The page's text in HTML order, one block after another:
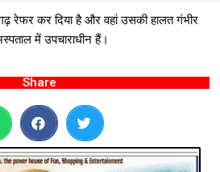
रेफर कर दिया है और वहां उसकी हालत गंभीर
में उपचाराधीन हैं।
Share